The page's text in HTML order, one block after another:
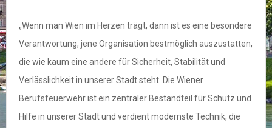
„Wenn man Wien im Herzen trägt, dann ist es eine besondere
Verantwortung, jene Organisation bestmöglich auszustatten,
die wie kaum eine andere für Sicherheit, Stabilität und
Verlässlichkeit in unserer Stadt steht. Die Wiener
Berufsfeuerwehr ist ein zentraler Bestandteil für Schutz und
Hilfe in unserer Stadt und verdient modernste Technik, die